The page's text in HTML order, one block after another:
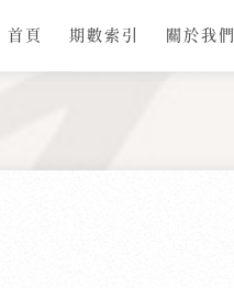
首頁 期數索引 關於我們